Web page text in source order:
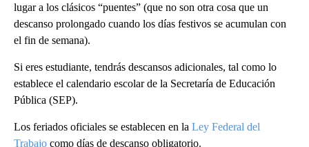
lugar a los clásicos “puentes” (que no son otra cosa que un
descanso prolongado cuando los días festivos se acumulan con
el fin de semana).
Si eres estudiante, tendrás descansos adicionales, tal como lo
establece el calendario escolar de la Secretaría de Educación
Pública (SEP).
Los feriados oficiales se establecen en la Ley Federal del
Trabajo como días de descanso obligatorio.